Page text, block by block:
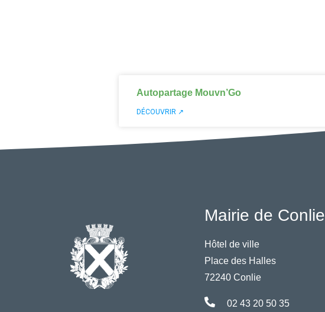
Autopartage Mouvn’Go
DÉCOUVRIR ↗
Mairie de Conlie
Hôtel de ville
Place des Halles
72240 Conlie
02 43 20 50 35